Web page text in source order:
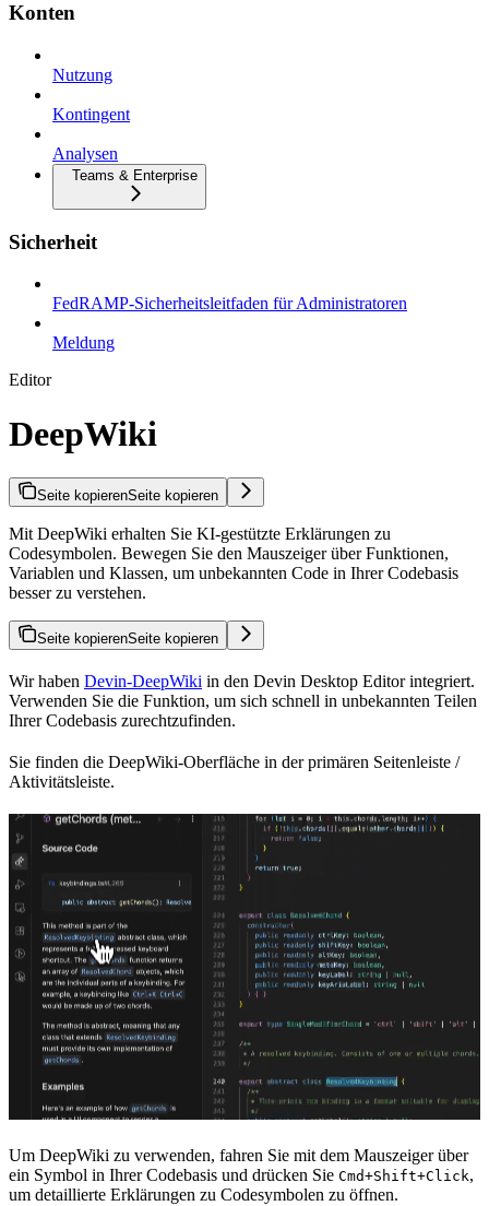
Konten
Nutzung
Kontingent
Analysen
Teams & Enterprise
Sicherheit
FedRAMP-Sicherheitsleitfaden für Administratoren
Meldung
Editor
DeepWiki
Seite kopierenSeite kopieren
Mit DeepWiki erhalten Sie KI-gestützte Erklärungen zu
Codesymbolen. Bewegen Sie den Mauszeiger über Funktionen,
Variablen und Klassen, um unbekannten Code in Ihrer Codebasis
besser zu verstehen.
Seite kopierenSeite kopieren
Wir haben Devin-DeepWiki in den Devin Desktop Editor integriert.
Verwenden Sie die Funktion, um sich schnell in unbekannten Teilen
Ihrer Codebasis zurechtzufinden.
Sie finden die DeepWiki-Oberfläche in der primären Seitenleiste /
Aktivitätsleiste.
Um DeepWiki zu verwenden, fahren Sie mit dem Mauszeiger über
ein Symbol in Ihrer Codebasis und drücken Sie Cmd+Shift+Click,
um detaillierte Erklärungen zu Codesymbolen zu öffnen.